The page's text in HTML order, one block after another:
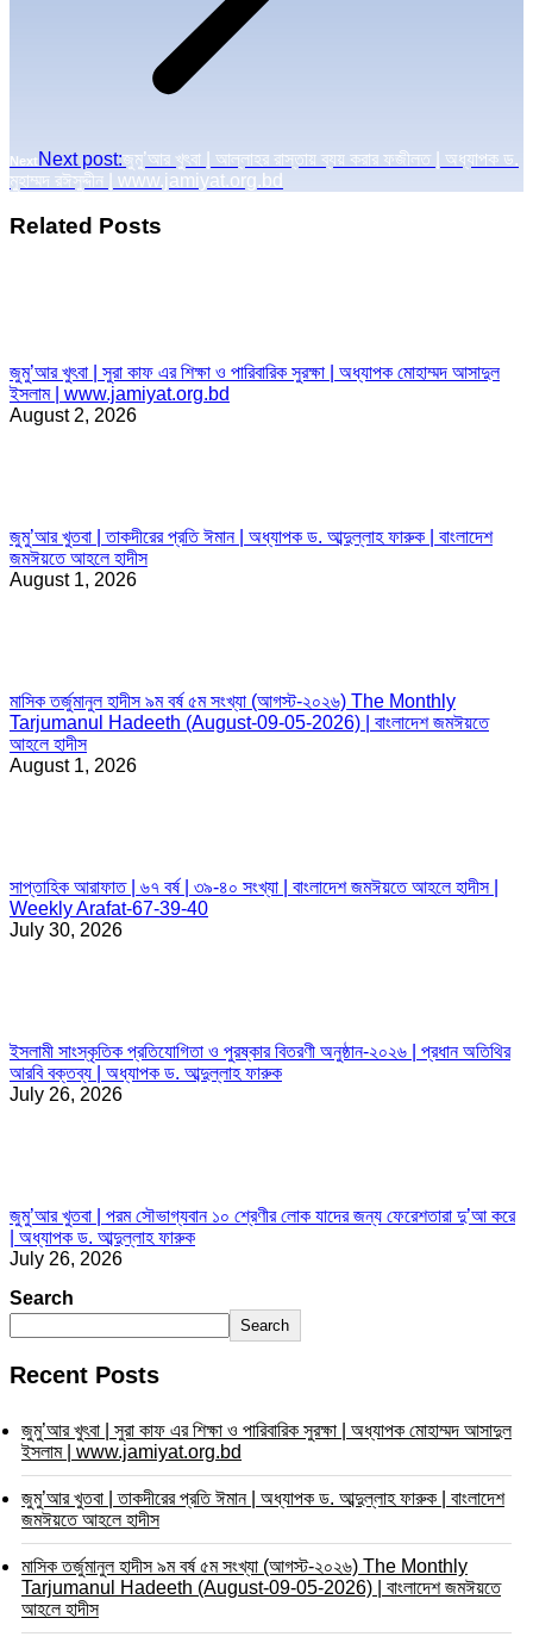
Next Next post:জুমু’আর খুৎবা | আল্লাহর রাস্তায় ব্যয় করার ফজীলত | অধ্যাপক ড.
মুহাম্মদ রঈসুদ্দীন | www.jamiyat.org.bd
Related Posts
জুমু’আর খুৎবা | সুরা কাফ এর শিক্ষা ও পারিবারিক সুরক্ষা | অধ্যাপক মোহাম্মদ আসাদুল
ইসলাম | www.jamiyat.org.bd
August 2, 2026
জুমু’আর খুতবা | তাকদীরের প্রতি ঈমান | অধ্যাপক ড. আব্দুল্লাহ ফারুক | বাংলাদেশ
জমঈয়তে আহলে হাদীস
August 1, 2026
মাসিক তর্জুমানুল হাদীস ৯ম বর্ষ ৫ম সংখ্যা (আগস্ট-২০২৬) The Monthly
Tarjumanul Hadeeth (August-09-05-2026) | বাংলাদেশ জমঈয়তে
আহলে হাদীস
August 1, 2026
সাপ্তাহিক আরাফাত | ৬৭ বর্ষ | ৩৯-৪০ সংখ্যা | বাংলাদেশ জমঈয়তে আহলে হাদীস |
Weekly Arafat-67-39-40
July 30, 2026
ইসলামী সাংস্কৃতিক প্রতিযোগিতা ও পুরষ্কার বিতরণী অনুষ্ঠান-২০২৬ | প্রধান অতিথির
আরবি বক্তব্য | অধ্যাপক ড. আব্দুল্লাহ ফারুক
July 26, 2026
জুমু’আর খুতবা | পরম সৌভাগ্যবান ১০ শ্রেণীর লোক যাদের জন্য ফেরেশতারা দু’আ করে
| অধ্যাপক ড. আব্দুল্লাহ ফারুক
July 26, 2026
Search
Search
Recent Posts
জুমু’আর খুৎবা | সুরা কাফ এর শিক্ষা ও পারিবারিক সুরক্ষা | অধ্যাপক মোহাম্মদ আসাদুল
ইসলাম | www.jamiyat.org.bd
জুমু’আর খুতবা | তাকদীরের প্রতি ঈমান | অধ্যাপক ড. আব্দুল্লাহ ফারুক | বাংলাদেশ
জমঈয়তে আহলে হাদীস
মাসিক তর্জুমানুল হাদীস ৯ম বর্ষ ৫ম সংখ্যা (আগস্ট-২০২৬) The Monthly
Tarjumanul Hadeeth (August-09-05-2026) | বাংলাদেশ জমঈয়তে
আহলে হাদীস